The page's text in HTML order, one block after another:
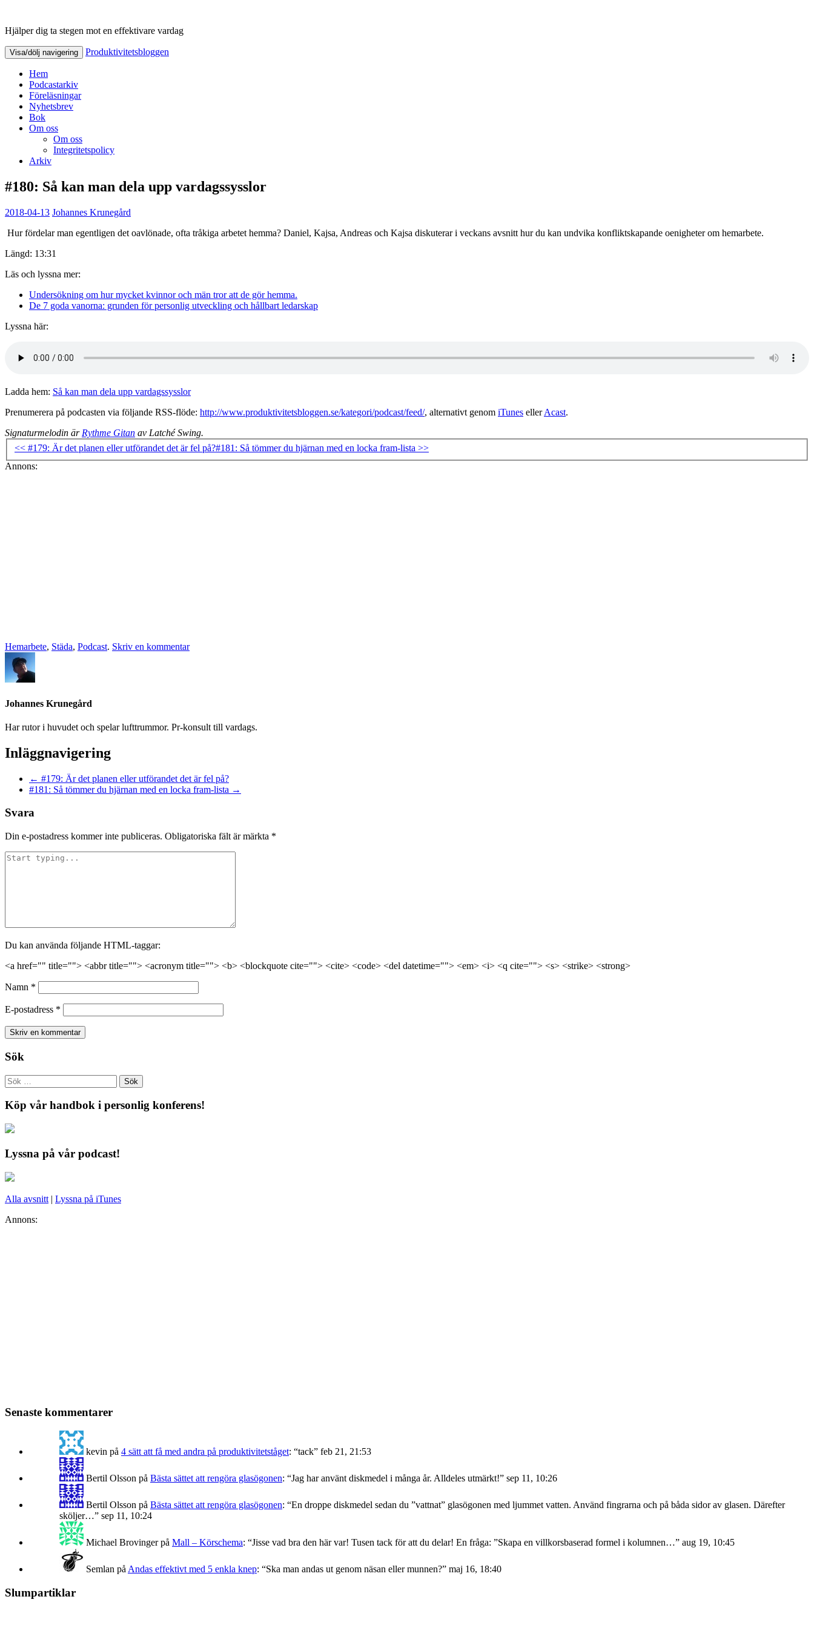
Produktivitetsbloggen
Hjälper dig ta stegen mot en effektivare vardag
Visa/dölj navigering Produktivitetsbloggen
Hem
Podcastarkiv
Föreläsningar
Nyhetsbrev
Bok
Om oss
Om oss
Integritetspolicy
Arkiv
#180: Så kan man dela upp vardagssysslor
2018-04-13 Johannes Krunegård
Hur fördelar man egentligen det oavlönade, ofta tråkiga arbetet hemma? Daniel, Kajsa, Andreas och Kajsa diskuterar i veckans avsnitt hur du kan undvika konfliktskapande oenigheter om hemarbete.
Längd: 13:31
Läs och lyssna mer:
Undersökning om hur mycket kvinnor och män tror att de gör hemma.
De 7 goda vanorna: grunden för personlig utveckling och hållbart ledarskap
Lyssna här:
Ladda hem: Så kan man dela upp vardagssysslor
Prenumerera på podcasten via följande RSS-flöde: http://www.produktivitetsbloggen.se/kategori/podcast/feed/, alternativt genom iTunes ellerAcast.
Signaturmelodin är Rythme Gitan av Latché Swing.
<< #179: Är det planen eller utförandet det är fel på?#181: Så tömmer du hjärnan med en locka fram-lista >>
Annons:
Hemarbete, Städa, Podcast. Skriv en kommentar
Johannes Krunegård
Har rutor i huvudet och spelar lufttrummor. Pr-konsult till vardags.
Inläggnavigering
← #179: Är det planen eller utförandet det är fel på?
#181: Så tömmer du hjärnan med en locka fram-lista →
Svara
Din e-postadress kommer inte publiceras. Obligatoriska fält är märkta *
Du kan använda följande HTML-taggar:
<a href="" title=""> <abbr title=""> <acronym title=""> <b> <blockquote cite=""> <cite> <code> <del datetime=""> <em> <i> <q cite=""> <s> <strike> <strong>
Namn *
E-postadress *
Sök
Köp vår handbok i personlig konferens!
Lyssna på vår podcast!
Alla avsnitt | Lyssna på iTunes
Annons:
Senaste kommentarer
kevin på 4 sätt att få med andra på produktivitetståget: “tack” feb 21, 21:53
Bertil Olsson på Bästa sättet att rengöra glasögonen: “Jag har använt diskmedel i många år. Alldeles utmärkt!” sep 11, 10:26
Bertil Olsson på Bästa sättet att rengöra glasögonen: “En droppe diskmedel sedan du ”vattnat” glasögonen med ljummet vatten. Använd fingrarna och på båda sidor av glasen. Därefter
sköljer…” sep 11, 10:24
Michael Brovingerpå Mall – Körschema: “Jisse vad bra den här var! Tusen tack för att du delar! En fråga: ”Skapa en villkorsbaserad formel i kolumnen…” aug 19, 10:45
Semlan på Andas effektivt med 5 enkla knep: “Ska man andas ut genom näsan eller munnen?” maj 16, 18:40
Slumpartiklar